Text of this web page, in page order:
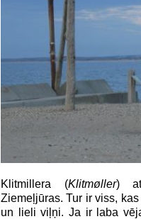
Klitmillera (Klitmøller)
Ziemeļjūras. Tur ir viss,
un lieli viļņi. Ja ir laba